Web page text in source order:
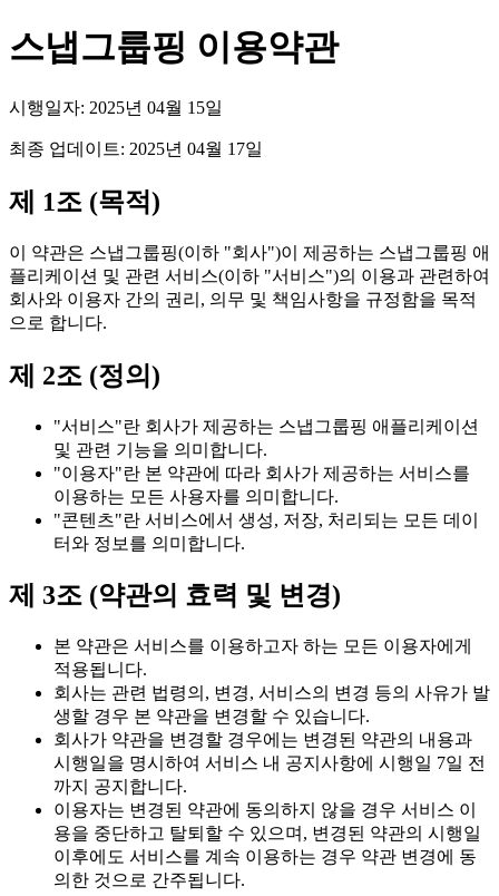
스냅그룹핑 이용약관
시행일자: 2025년 04월 15일
최종 업데이트: 2025년 04월 17일
제 1조 (목적)
이 약관은 스냅그룹핑(이하 "회사")이 제공하는 스냅그룹핑 애
플리케이션 및 관련 서비스(이하 "서비스")의 이용과 관련하여
회사와 이용자 간의 권리, 의무 및 책임사항을 규정함을 목적
으로 합니다.
제 2조 (정의)
"서비스"란 회사가 제공하는 스냅그룹핑 애플리케이션
및 관련 기능을 의미합니다.
"이용자"란 본 약관에 따라 회사가 제공하는 서비스를
이용하는 모든 사용자를 의미합니다.
"콘텐츠"란 서비스에서 생성, 저장, 처리되는 모든 데이
터와 정보를 의미합니다.
제 3조 (약관의 효력 및 변경)
본 약관은 서비스를 이용하고자 하는 모든 이용자에게
적용됩니다.
회사는 관련 법령의, 변경, 서비스의 변경 등의 사유가 발
생할 경우 본 약관을 변경할 수 있습니다.
회사가 약관을 변경할 경우에는 변경된 약관의 내용과
시행일을 명시하여 서비스 내 공지사항에 시행일 7일 전
까지 공지합니다.
이용자는 변경된 약관에 동의하지 않을 경우 서비스 이
용을 중단하고 탈퇴할 수 있으며, 변경된 약관의 시행일
이후에도 서비스를 계속 이용하는 경우 약관 변경에 동
의한 것으로 간주됩니다.